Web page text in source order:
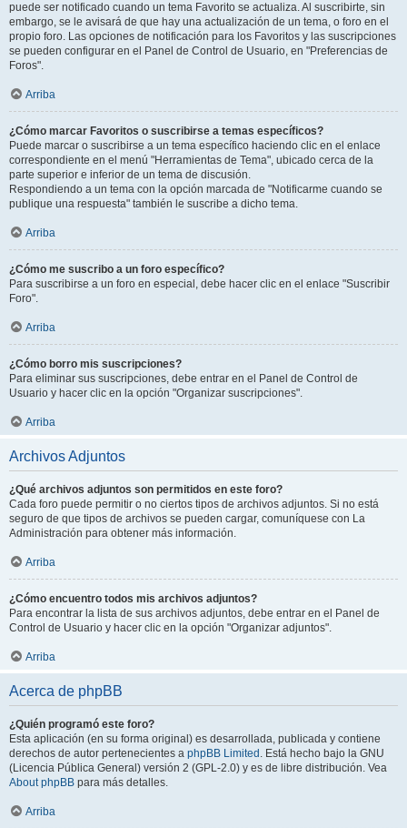
puede ser notificado cuando un tema Favorito se actualiza. Al suscribirte, sin
embargo, se le avisará de que hay una actualización de un tema, o foro en el
propio foro. Las opciones de notificación para los Favoritos y las suscripciones
se pueden configurar en el Panel de Control de Usuario, en "Preferencias de
Foros".
Arriba
¿Cómo marcar Favoritos o suscribirse a temas específicos?
Puede marcar o suscribirse a un tema específico haciendo clic en el enlace
correspondiente en el menú "Herramientas de Tema", ubicado cerca de la
parte superior e inferior de un tema de discusión.
Respondiendo a un tema con la opción marcada de "Notificarme cuando se
publique una respuesta" también le suscribe a dicho tema.
Arriba
¿Cómo me suscribo a un foro específico?
Para suscribirse a un foro en especial, debe hacer clic en el enlace "Suscribir
Foro".
Arriba
¿Cómo borro mis suscripciones?
Para eliminar sus suscripciones, debe entrar en el Panel de Control de
Usuario y hacer clic en la opción "Organizar suscripciones".
Arriba
Archivos Adjuntos
¿Qué archivos adjuntos son permitidos en este foro?
Cada foro puede permitir o no ciertos tipos de archivos adjuntos. Si no está
seguro de que tipos de archivos se pueden cargar, comuníquese con La
Administración para obtener más información.
Arriba
¿Cómo encuentro todos mis archivos adjuntos?
Para encontrar la lista de sus archivos adjuntos, debe entrar en el Panel de
Control de Usuario y hacer clic en la opción "Organizar adjuntos".
Arriba
Acerca de phpBB
¿Quién programó este foro?
Esta aplicación (en su forma original) es desarrollada, publicada y contiene
derechos de autor pertenecientes a phpBB Limited . Está hecho bajo la GNU
(Licencia Pública General) versión 2 (GPL-2.0) y es de libre distribución. Vea
About phpBB para más detalles.
Arriba